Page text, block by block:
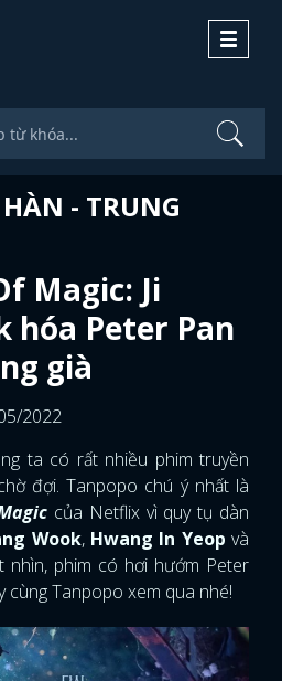
Toggle
- TRUNG
Magic: Ji
hóa Peter Pan
già
2022
ta có rất nhiều phim truyền
đợi. Tanpopo chú ý nhất là
của Netflix vì quy tụ dàn
Wook, Hwang In Yeop và
nhìn, phim có hơi hướm Peter
cùng Tanpopo xem qua nhé!